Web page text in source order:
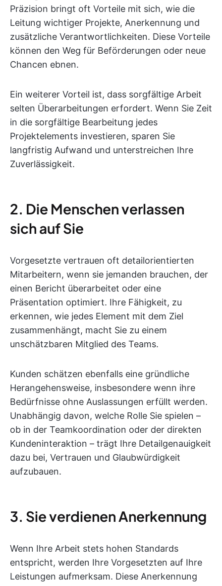
Präzision bringt oft Vorteile mit sich, wie die
Leitung wichtiger Projekte, Anerkennung und
zusätzliche Verantwortlichkeiten. Diese Vorteile
können den Weg für Beförderungen oder neue
Chancen ebnen.
Ein weiterer Vorteil ist, dass sorgfältige Arbeit
selten Überarbeitungen erfordert. Wenn Sie Zeit
in die sorgfältige Bearbeitung jedes
Projektelements investieren, sparen Sie
langfristig Aufwand und unterstreichen Ihre
Zuverlässigkeit.
2. Die Menschen verlassen
sich auf Sie
Vorgesetzte vertrauen oft detailorientierten
Mitarbeitern, wenn sie jemanden brauchen, der
einen Bericht überarbeitet oder eine
Präsentation optimiert. Ihre Fähigkeit, zu
erkennen, wie jedes Element mit dem Ziel
zusammenhängt, macht Sie zu einem
unschätzbaren Mitglied des Teams.
Kunden schätzen ebenfalls eine gründliche
Herangehensweise, insbesondere wenn ihre
Bedürfnisse ohne Auslassungen erfüllt werden.
Unabhängig davon, welche Rolle Sie spielen –
ob in der Teamkoordination oder der direkten
Kundeninteraktion – trägt Ihre Detailgenauigkeit
dazu bei, Vertrauen und Glaubwürdigkeit
aufzubauen.
3. Sie verdienen Anerkennung
Wenn Ihre Arbeit stets hohen Standards
entspricht, werden Ihre Vorgesetzten auf Ihre
Leistungen aufmerksam. Diese Anerkennung